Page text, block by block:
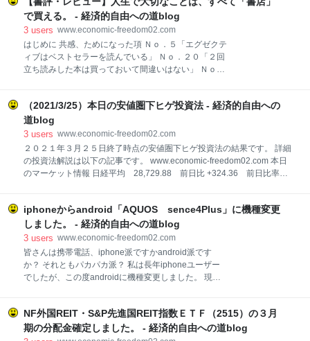
そしてなかなか使用率が下がってこない。 これはも
う、ＨＤＤ読
いたのでしたが、私が把握できていませんでした） な
んと、 『トルコ中銀総裁解任』 のニュースです。 現
在（旧）のアーバル中銀総裁は２０２０年１１月に就
任し、インフレ対策として金利引き上げを推進してき
ました。 就任以来トルコリラは順調に上昇し先日の利
上げを受けて１５円台を回復していました。 これに対
なら推進する人を最初から総裁にすんなよ」 って感じ
ですが、２０２０年１１月の時点では、利上げ推進に
方向転換か？と思ったんですけどね。 結局はインフレ
対
で買える。 - 経済的自由への道blog
3 users www.economic-freedom02.com
はじめに 共感、ためになった項 Ｎｏ．５「エグゼクテ
ィブはベストセラーを読んでいる」 Ｎｏ．２０「２回
立ち読みした本は買っておいて間違いはない」 Ｎｏ．
度書店で世の中をつかむ」 Ｎｏ．３９「インプットの
質は必ず量の上に成り立つ」 Ｎｏ．４５「『なぜ、そ
の本を選んだのか』がマーケティング」 Ｎｏ．５９
「本の買い過ぎで貧乏になった人はいない」 ＮＯ．６
９「夢の実現を早める読書法」 Ｎｏ．７８「『まえが
き』の面白い本を選ぶ」 Ｎｏ．８８「憧れの難解な本
買える。』のレビューを書いていきます。 リンク はじ
めに この本の著者、千田琢哉氏は読書に1,000万円を
使い１万冊を読破されています。 また本人が著書
（2021/3/25）本日の安値圏下ヒゲ投資法 - 経済的自由への
道blog
3 users www.economic-freedom02.com
２０２１年３月２５日終了時点の安値圏下ヒゲ投資法の結果です。 詳細
の投資法解説は以下の記事です。 www.economic-freedom02.com 本日
のマーケット情報 日経平均 28,729.88 前日比 +324.36 前日比率
本日の安値圏下ヒゲ銘柄 対象銘柄なし 保有銘柄 なし 通算成績 ２勝０敗
（+18,400円） ※元本はおおよそ50万円でスタートです。 コメント ３月
２５日の日経平均は324円高、+1.14％。 TOPIXは前日比
+26.97、+1.40％。 日経平均、ＴＯＰＩＸともに反発しました。 本日は
日銀のＥＴＦ買入れは無かったですが、ここ数日の下落が大きかったの
で少し戻しましたね。 それでも、チャー
iphoneからandroid「AQUOS sence4Plus」に機種変更
しました。 - 経済的自由への道blog
3 users www.economic-freedom02.com
皆さんは携帯電話、iphone派ですかandroid派です
か？ それともパカパカ派？ 私は長年iphoneユーザー
でしたが、この度androidに機種変更しました。 現在
レベルでした。 ２０％以下の赤いバッテリーマークを
見るのが、なんとなく嫌ですし、そこから一気に残量
NF外国REIT・S&P先進国REIT指数ＥＴＦ（2515）の３月
期の分配金確定しました。 - 経済的自由への道blog